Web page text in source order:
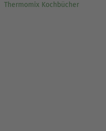
Thermomix Kochbücher